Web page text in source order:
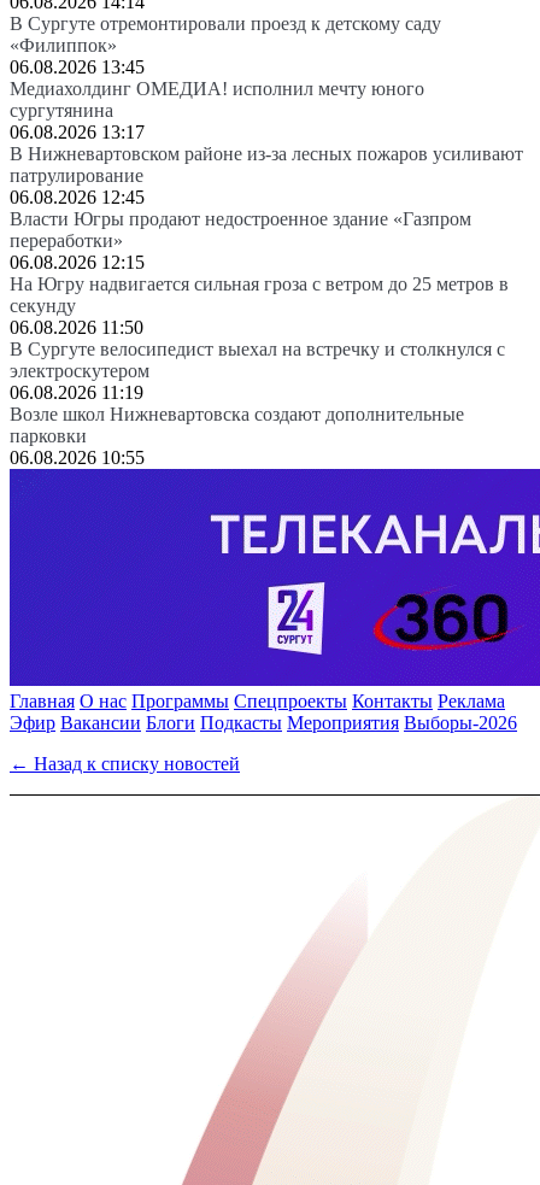
В Сургуте отремонтировали проезд к детскому саду
«Филиппок»
06.08.2026 13:45
Медиахолдинг ОМЕДИА! исполнил мечту юного
сургутянина
06.08.2026 13:17
В Нижневартовском районе из-за лесных пожаров усиливают
патрулирование
06.08.2026 12:45
Власти Югры продают недостроенное здание «Газпром
переработки»
06.08.2026 12:15
На Югру надвигается сильная гроза с ветром до 25 метров в
секунду
06.08.2026 11:50
В Сургуте велосипедист выехал на встречку и столкнулся с
электроскутером
06.08.2026 11:19
Возле школ Нижневартовска создают дополнительные
парковки
06.08.2026 10:55
Главная О нас Программы Спецпроекты Контакты Реклама
Эфир Вакансии Блоги Подкасты Мероприятия Выборы-2026
← Назад к списку новостей